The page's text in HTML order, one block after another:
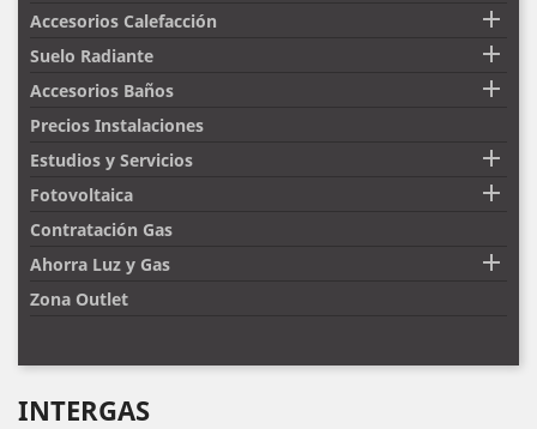
Accesorios Calefacción 
Suelo Radiante 
Accesorios Baños 
Precios Instalaciones
Estudios y Servicios

Fotovoltaica 
Contratación Gas
Ahorra Luz y Gas

Zona Outlet
INTERGAS